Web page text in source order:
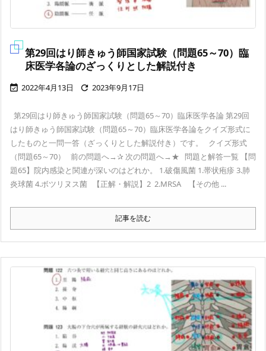
第29回はり師きゅう師国家試験（問題65～70）臨
床医学各論のざっくりとした解説付き
 2022年4月13日  2023年9月17日
第29回はり師きゅう師国家試験（問題65～70）臨床医学各論 第29回
はり師きゅう師国家試験（問題65～70）臨床医学各論をクイズ形式に
したものと一問一答（ざっくりとした解説付き）です。 クイズ形式
（問題65～70） 前の問題へ→✰ 次の問題へ→★ 問題と解答一覧 【問
題65】院内感染と関連が深いのはどれか。 1.破傷風菌 1.帯状疱疹 3.肺
炎球菌 4.ボツリヌス菌 【正解・解説】2 2.MRSA 【その他 ...
記事を読む